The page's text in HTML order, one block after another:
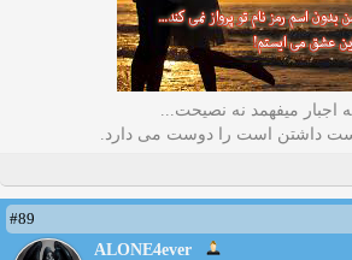
اجبار میفهمد نه نصیحت...
داشتن است را دوست می دارد.
#89
ALONE4ever